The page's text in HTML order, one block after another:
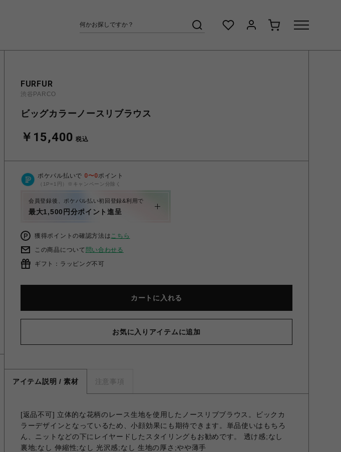
FURFUR
渋谷PARCO
ビッグカラーノースリブラウス
￥15,400 税込
ポケパル払いで 0〜0ポイント
（1P=1円）※キャンペーン分除く
会員登録後、ポケパル払い初回登録&利用で
最大1,500円分ポイント進呈
獲得ポイントの確認方法はこちら
この商品について 問い合わせる
ギフト：ラッピング不可
カートに入れる
お気に入りアイテムに追加
アイテム説明 / 素材 注意事項
[返品不可] 立体的な花柄のレース生地を使用したノースリブブラウス。ビックカ
ラーデザインとなっているため、小顔効果にも期待できます。単品使いはもちろ
ん、ニットなどの下にレイヤードしたスタイリングもお勧めです。 透け感;なし
裏地;なし 伸縮性;なし 光沢感;なし 生地の厚さ;やや薄手